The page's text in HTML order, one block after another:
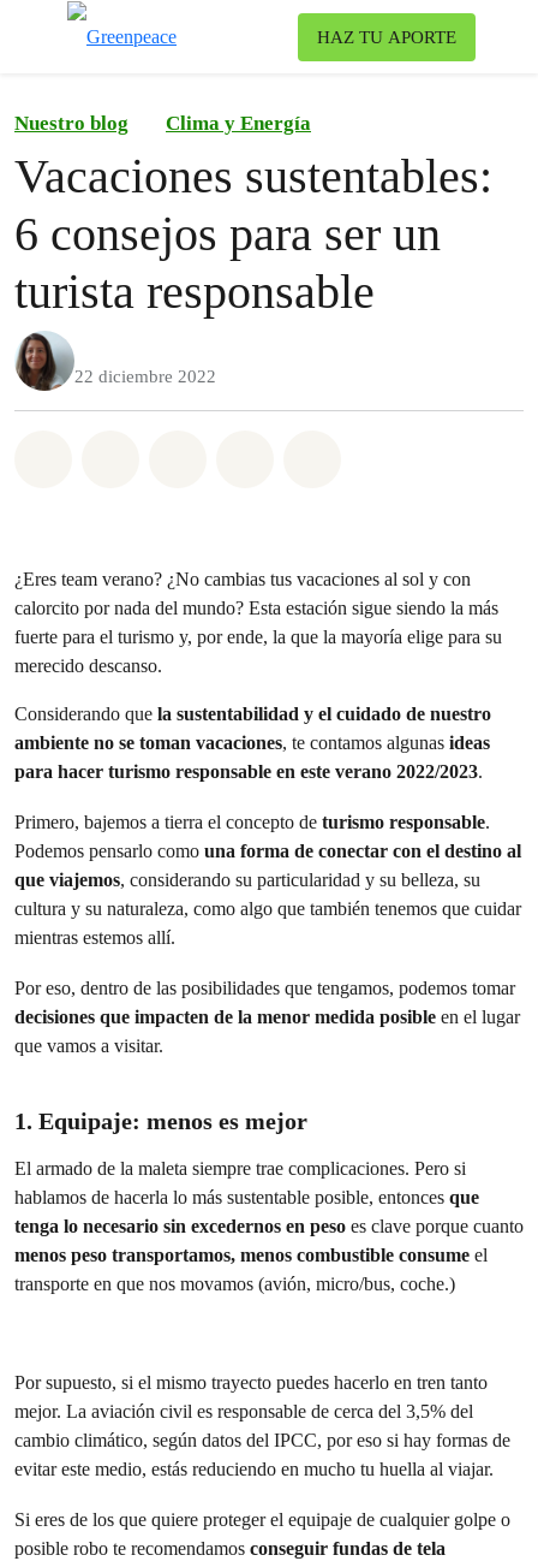
HAZ TU APORTE
Nuestro blog Clima y Energía
Vacaciones sustentables:
6 consejos para ser un
turista responsable
22 diciembre 2022
¿Eres team verano? ¿No cambias tus vacaciones al sol y con
calorcito por nada del mundo? Esta estación sigue siendo la más
fuerte para el turismo y, por ende, la que la mayoría elige para su
merecido descanso.
Considerando que la sustentabilidad y el cuidado de nuestro
ambiente no se toman vacaciones, te contamos algunas ideas
para hacer turismo responsable en este verano 2022/2023.
Primero, bajemos a tierra el concepto de turismo responsable.
Podemos pensarlo como una forma de conectar con el destino al
que viajemos, considerando su particularidad y su belleza, su
cultura y su naturaleza, como algo que también tenemos que cuidar
mientras estemos allí.
Por eso, dentro de las posibilidades que tengamos, podemos tomar
decisiones que impacten de la menor medida posible en el lugar
que vamos a visitar.
1. Equipaje: menos es mejor
El armado de la maleta siempre trae complicaciones. Pero si
hablamos de hacerla lo más sustentable posible, entonces que
tenga lo necesario sin excedernos en peso es clave porque cuanto
menos peso transportamos, menos combustible consume el
transporte en que nos movamos (avión, micro/bus, coche.)
Por supuesto, si el mismo trayecto puedes hacerlo en tren tanto
mejor. La aviación civil es responsable de cerca del 3,5% del
cambio climático, según datos del IPCC, por eso si hay formas de
evitar este medio, estás reduciendo en mucho tu huella al viajar.
Si eres de los que quiere proteger el equipaje de cualquier golpe o
posible robo te recomendamos conseguir fundas de tela